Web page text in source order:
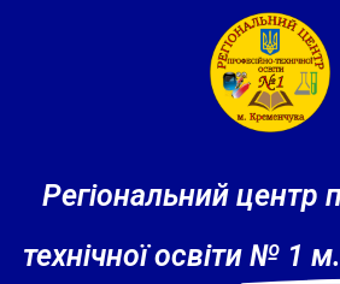
Регіональний центр
технічної освіти № 1 м.